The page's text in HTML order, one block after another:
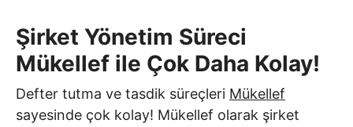
Şirket Yönetim Süreci
Mükellef ile Çok Daha Kolay!
Defter tutma ve tasdik süreçleri Mükellef
sayesinde çok kolay! Mükellef olarak şirket